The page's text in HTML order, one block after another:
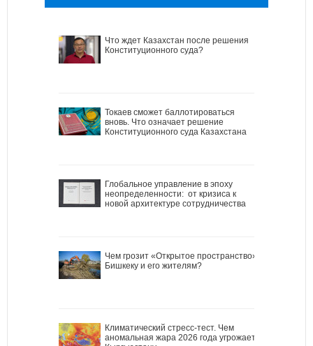
Что ждет Казахстан после решения
Конституционного суда?
Токаев сможет баллотироваться
вновь. Что означает решение
Конституционного суда Казахстана
Глобальное управление в эпоху
неопределенности: от кризиса к
новой архитектуре сотрудничества
Чем грозит «Открытое пространство»
Бишкеку и его жителям?
Климатический стресс-тест. Чем
аномальная жара 2026 года угрожает